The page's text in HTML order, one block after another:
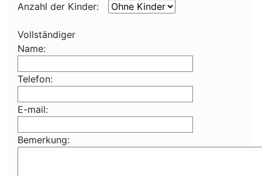
Anzahl der Kinder:
Vollständiger
Name:
Telefon:
E-mail:
Bemerkung: